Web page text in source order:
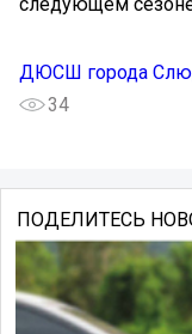
следующем
ДЮСШ города
34
ПОДЕЛИТЕСЬ